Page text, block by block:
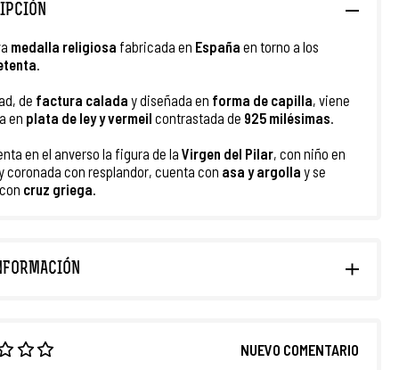
medalla religiosa fabricada en España en torno a los
.
de factura calada y diseñada en forma de capilla, viene
en plata de leyy vermeil contrastada de 925 milésimas.
en el anverso la figura de la Virgen del Pilar, con niño en
coronada con resplandor, cuenta con asa y argolla y se
cruz griega.
NUEVO COMENTARIO